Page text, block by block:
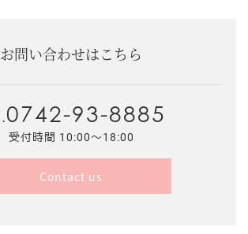
お問い合わせはこちら
0742-93-8885
受付時間 10:00～18:00
Contact us